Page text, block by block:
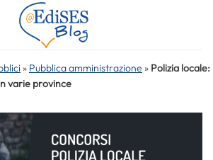
» Pubblica amministrazione » Polizia locale:
varie province